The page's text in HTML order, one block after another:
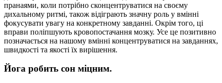
пранаями, коли потрібно сконцентруватися на своєму
дихальному ритмі, також відіграють значну роль у вмінні
фокусувати увагу на конкретному завданні. Окрім того, ці
вправи поліпшують кровопостачання мозку. Усе це позитивно
позначається на нашому вмінні концентруватися на завданнях,
швидкості та якості їх вирішення.
Йога робить сон міцним.